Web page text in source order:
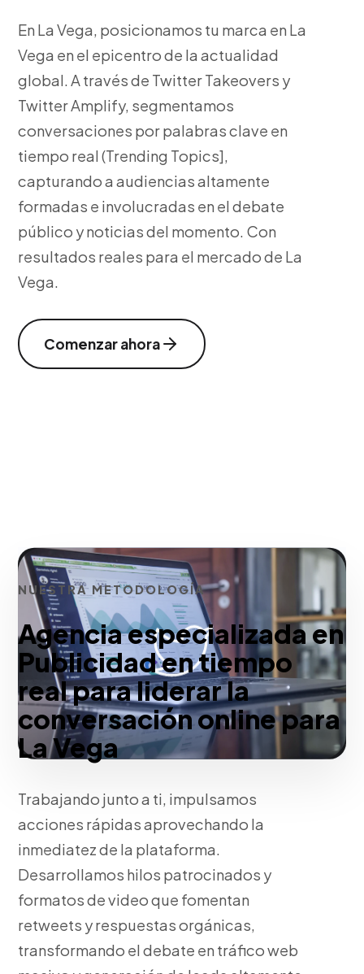
En La Vega, posicionamos tu marca en La
Vega en el epicentro de la actualidad
global. A través de Twitter Takeovers y
Twitter Amplify, segmentamos
conversaciones por palabras clave en
tiempo real (Trending Topics],
capturando a audiencias altamente
formadas e involucradas en el debate
público y noticias del momento. Con
resultados reales para el mercado de La
Vega.
Comenzar ahora
NUESTRA METODOLOGÍA
Agencia especializada en
Publicidad en tiempo
real para liderar la
conversación online para
La Vega
Trabajando junto a ti, impulsamos
acciones rápidas aprovechando la
inmediatez de la plataforma.
Desarrollamos hilos patrocinados y
formatos de video que fomentan
retweets y respuestas orgánicas,
transformando el debate en tráfico web